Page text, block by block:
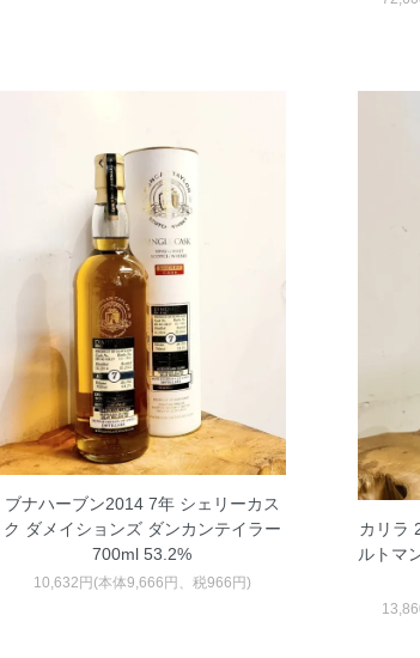
ブナハーブン2014 7年 シェリーカス
ク ダメイションズ ダンカンテイラー
700ml 53.2%
10,632円(本体9,666円、税966円)
カリラ
ルトマ